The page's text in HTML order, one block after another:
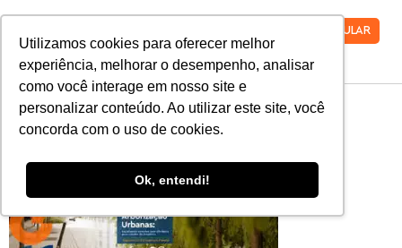
Utilizamos cookies para oferecer melhor
experiência, melhorar o desempenho, analisar
como você interage em nosso site e
personalizar conteúdo. Ao utilizar este site, você
concorda com o uso de cookies.
Ok, entendi!
VESTIBULAR
banner-rotativo-
civilflo